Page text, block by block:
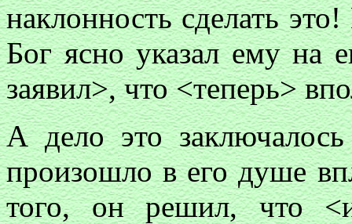
наклонность сделать
Бог ясно указал ему на
заявил>, что <теперь>
А дело это
произошло в его душе
того, он решил, что